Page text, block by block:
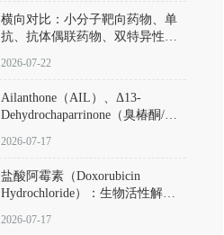
发光特性赋予优异的组织穿透能
力，大幅增强成像信噪比，从而
实现活体动物模型中极低给药剂
量下的高灵敏度、非侵入式生物
横向对比：小分子靶向药物、单
抗、抗体偶联药物、双特异性抗
及应用瓶颈
2026-07-22
Ailanthone（AIL）、Δ13-
Dehydrochaparrinone（臭椿酮/臭
DKM货号 D806885
2026-07-17
盐酸阿霉素（Doxorubicin
Hydrochloride）：生物活性解
范
2026-07-17